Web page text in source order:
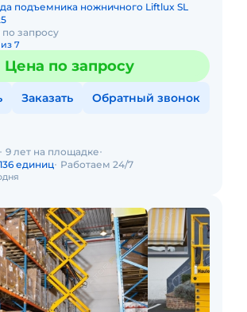
подъемника ножничного Liftlux SL
запросу
7
Цена по запросу
Заказать Обратный звонок
9 лет на площадке
136 единиц Работаем 24/7